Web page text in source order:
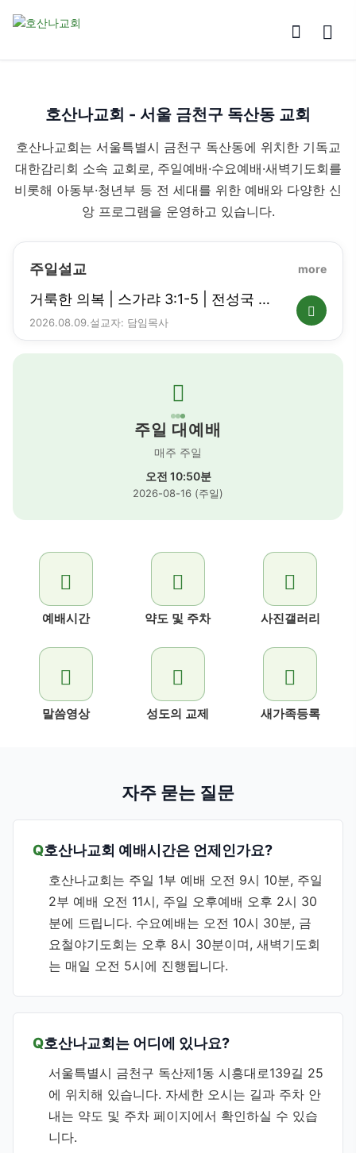
호산나교회 - 서울 금천구 독산동 교회
호산나교회는 서울특별시 금천구 독산동에 위치한 기독교
대한감리회 소속 교회로, 주일예배·수요예배·새벽기도회를
비롯해 아동부·청년부 등 전 세대를 위한 예배와 다양한 신
앙 프로그램을 운영하고 있습니다.
주일 대예배
매주 주일
오전 10:50분
2026-08-16 (주일)
주일설교 more
거룩한 의복 | 스가랴 3:1-5 | 전성국 목
사 | 호산나교회 | 2026-08-09
2026.08.09.설교자: 담임목사
예배시간 약도 및 주차 사진갤러리
말씀영상 성도의 교제 새가족등록
자주 묻는 질문
호산나교회 예배시간은 언제인가요?
호산나교회는 주일 1부 예배 오전 9시 10분, 주일
2부 예배 오전 11시, 주일 오후예배 오후 2시 30
분에 드립니다. 수요예배는 오전 10시 30분, 금
요철야기도회는 오후 8시 30분이며, 새벽기도회
는 매일 오전 5시에 진행됩니다.
호산나교회는 어디에 있나요?
서울특별시 금천구 독산제1동 시흥대로139길 25
에 위치해 있습니다. 자세한 오시는 길과 주차 안
내는 약도 및 주차 페이지에서 확인하실 수 있습
니다.